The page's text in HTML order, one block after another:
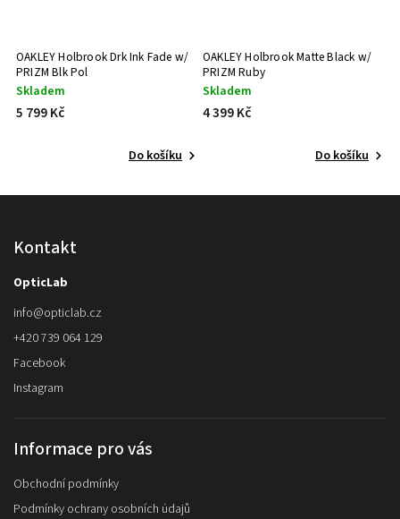
OAKLEY Holbrook Drk Ink Fade w/
PRIZM Blk Pol
Skladem
5 799 Kč
Do košíku
OAKLEY Holbrook Matte Black w/
PRIZM Ruby
Skladem
4 399 Kč
Do košíku
Kontakt
OpticLab
info@opticlab.cz
+420 739 064 129
Facebook
Instagram
Informace pro vás
Obchodní podmínky
Podmínky ochrany osobních údajů